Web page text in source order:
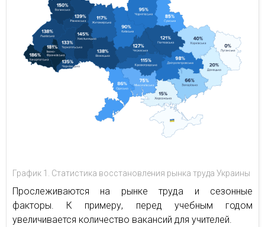
График 1. Статистика восстановления рынка труда Украины
Прослеживаются на рынке труда и сезонные
факторы. К примеру, перед учебным годом
увеличивается количество вакансий для учителей.